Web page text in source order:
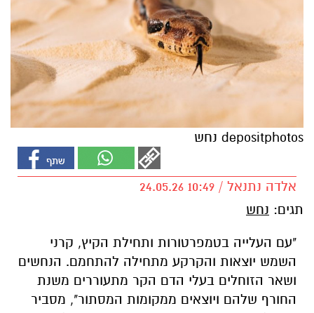
depositphotos נחש
אלדה נתנאל / 10:49 24.05.26
תגים: נחש
"עם העלייה בטמפרטורות ותחילת הקיץ, קרני
השמש יוצאות והקרקע מתחילה להתחמם. הנחשים
ושאר הזוחלים בעלי הדם הקר מתעוררים משנת
החורף שלהם ויוצאים ממקומות המסתור", מסביר